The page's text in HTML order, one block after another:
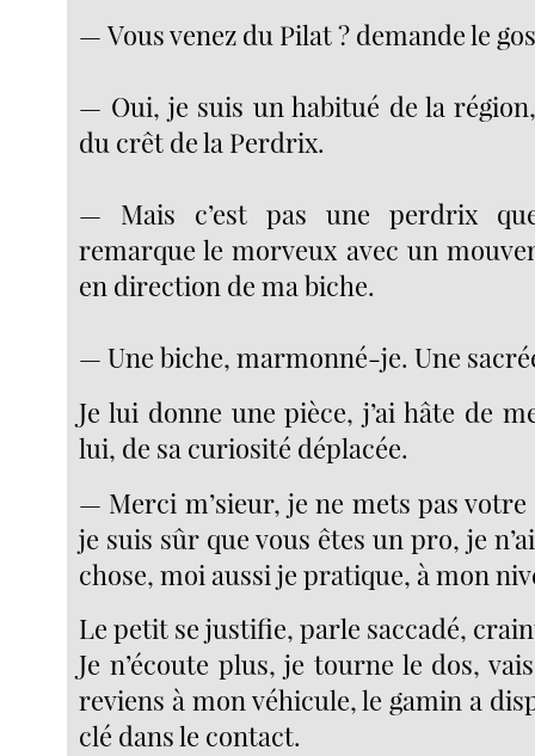
— Vous venez du Pilat ? demande le
— Oui, je suis un habitué de la
du crêt de la Perdrix.
— Mais c’est pas une perdrix
remarque le morveux avec un
en direction de ma biche.
— Une biche, marmonné-je. Une
Je lui donne une pièce, j’ai hâte de
lui, de sa curiosité déplacée.
— Merci m’sieur, je ne mets pas
je suis sûr que vous êtes un pro, je
chose, moi aussi je pratique, à mon
Le petit se justifie, parle saccadé,
Je n’écoute plus, je tourne le dos,
reviens à mon véhicule, le gamin a
clé dans le contact.